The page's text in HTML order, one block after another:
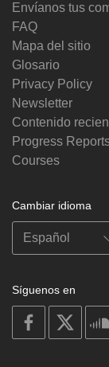
Envíanos tus
FAQ
Mapa del sitio
Glosario
Privacy Policy
Newsletter
Contenido
Progress
Courses
Cambiar idioma
Síguenos en
on
facebook